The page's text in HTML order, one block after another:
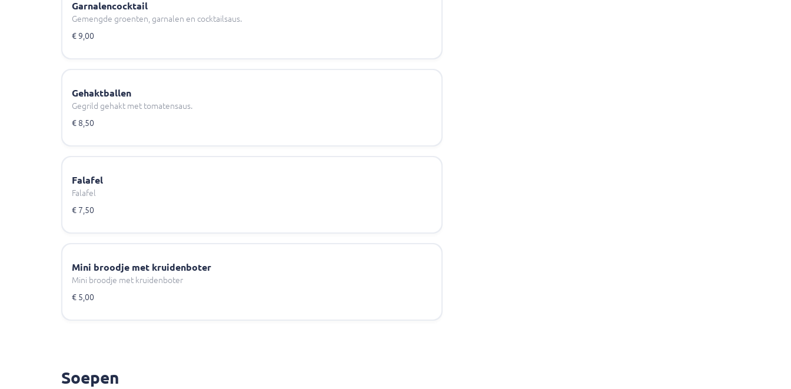
Garnalencocktail
Gemengde groenten, garnalen en cocktailsaus.
€ 9,00
Gehaktballen
Gegrild gehakt met tomatensaus.
€ 8,50
Falafel
Falafel
€ 7,50
Mini broodje met kruidenboter
Mini broodje met kruidenboter
€ 5,00
Soepen